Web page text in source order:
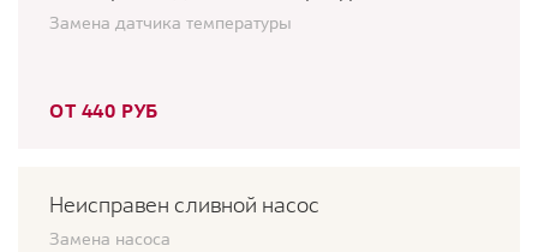
Замена датчика температуры
ОТ 440 РУБ
Неисправен сливной насос
Замена насоса